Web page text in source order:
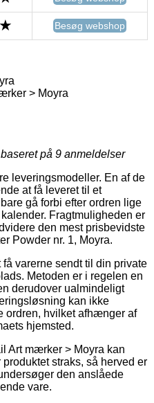
Besøg webshop
> Moyra
på 9 anmeldelser
leveringsmodeller. En af de
at få leveret til et
gå forbi efter ordren lige
Fragtmuligheden er
den mest prisbevidste
Powder nr. 1, Moyra.
varerne sendt til din private
Metoden er i regelen en
derudover ualmindeligt
kan ikke
ordren, hvilket afhænger af
hjemsted.
Art mærker > Moyra kan
straks, så herved er
den anslåede
vare.